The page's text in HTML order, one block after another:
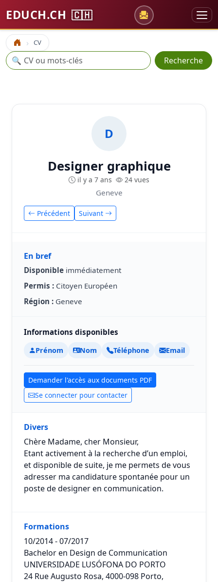
EDUCH.CH 🇨🇭
Accueil CV
Recherche
🔍 Recherche
D
Designer graphique
il y a 7 ans 24 vues
Geneve
Précédent Suivant
En bref
Disponible immédiatement
Permis : Citoyen Européen
Région : Geneve
Informations disponibles
Prénom Nom Téléphone Email
Demander l'accès aux documents PDF
Se connecter pour contacter
Divers
Chère Madame, cher Monsieur,
Etant activement à la recherche d’un emploi,
et disponible de suite, je me permets de vous
adresser ma candidature spontanée pour un
poste de designer en communication.
Formations
10/2014 - 07/2017
Bachelor en Design de Communication
UNIVERSIDADE LUSÓFONA DO PORTO
24 Rue Augusto Rosa, 4000-098 Porto,